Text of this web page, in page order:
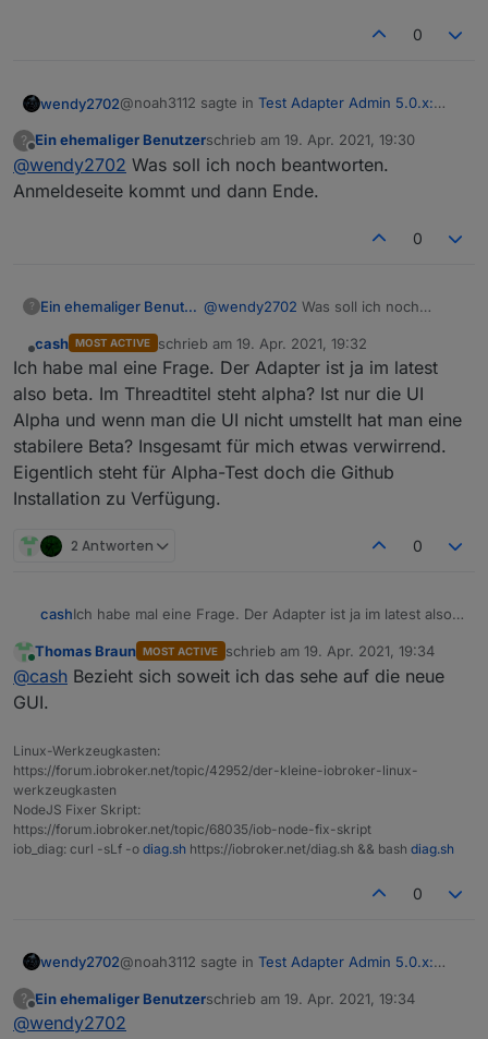
0
wendy2702@noah3112 sagte in Test Adapter Admin 5.0.x:
Was kann ich jetzt noch versuchen.
?
Offline
Ein ehemaliger Benutzerschrieb am 19. Apr. 2021, 19:30
zuletzt editiert von
@wendy2702 Was soll ich noch beantworten.
Anmeldeseite kommt und dann Ende.
0
? Ein ehemaliger Benutzer @wendy2702 Was soll ich noch
und dann Ende.
Offline
cash MOST ACTIVE schrieb am 19. Apr. 2021, 19:32
zuletzt editiert von
Ich habe mal eine Frage. Der Adapter ist ja im latest
also beta. Im Threadtitel steht alpha? Ist nur die UI
Alpha und wenn man die UI nicht umstellt hat man eine
stabilere Beta? Insgesamt für mich etwas verwirrend.
Eigentlich steht für Alpha-Test doch die Github
Installation zu Verfügung.
2 Antworten 0
cashIch habe mal eine Frage. Der Adapter ist ja im latest also
wenn man die UI nicht umstellt hat man eine stabilere
Beta? Insgesamt für mich etwas verwirrend. Eigentlich
Online
Thomas Braun MOST ACTIVE schrieb am 19. Apr. 2021, 19:34
zuletzt editiert von
@cash Bezieht sich soweit ich das sehe auf die neue
GUI.
Linux-Werkzeugkasten:
https://forum.iobroker.net/topic/42952/der-kleine-iobroker-linux-
werkzeugkasten
NodeJS Fixer Skript:
https://forum.iobroker.net/topic/68035/iob-node-fix-skript
iob_diag: curl -sLf -o diag.sh https://iobroker.net/diag.sh && bash diag.sh
0
wendy2702@noah3112 sagte in Test Adapter Admin 5.0.x:
?
Offline
Ein ehemaliger Benutzerschrieb am 19. Apr. 2021, 19:34
zuletzt editiert von
@wendy2702